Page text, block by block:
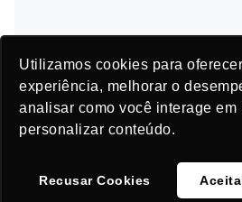
Utilizamos cookies para
experiência, melhorar o
analisar como você interage em
personalizar conteúdo.
Recusar Cookies
© CDL